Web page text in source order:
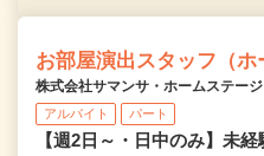
お部屋演出スタッフ（ホ
株式会社サマンサ・ホームステー
アルバイト パート
【週2日～・日中のみ】未